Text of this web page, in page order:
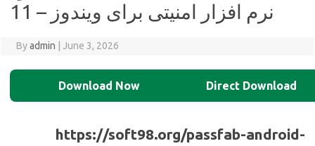
11 – نرم افزار امنیتی برای ویندوز
Byadmin June 3, 2026
Download Now Direct Download
https://soft98.org/passfab-android-